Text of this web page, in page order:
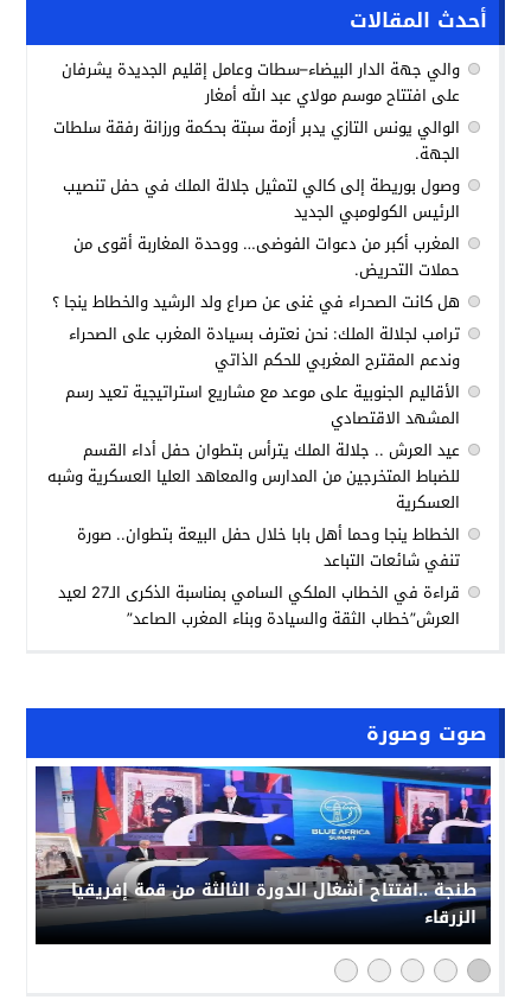
صوت وصورة
طنجة ..افتتاح أشغال الدورة الثالثة من قمة إفريقيا
الزرقاء
أحدث المقالات
والي جهة الدار البيضاء–سطات وعامل إقليم الجديدة يشرفان
على افتتاح موسم مولاي عبد الله أمغار
الوالي يونس التازي يدبر أزمة سبتة بحكمة ورزانة رفقة سلطات
الجهة.
وصول بوريطة إلى كالي لتمثيل جلالة الملك في حفل تنصيب
الرئيس الكولومبي الجديد
المغرب أكبر من دعوات الفوضى… ووحدة المغاربة أقوى من
حملات التحريض.
هل كانت الصحراء في غنى عن صراع ولد الرشيد والخطاط ينجا ؟
ترامب لجلالة الملك: نحن نعترف بسيادة المغرب على الصحراء
وندعم المقترح المغربي للحكم الذاتي
الأقاليم الجنوبية على موعد مع مشاريع استراتيجية تعيد رسم
المشهد الاقتصادي
عيد العرش .. جلالة الملك يترأس بتطوان حفل أداء القسم
للضباط المتخرجين من المدارس والمعاهد العليا العسكرية وشبه
العسكرية
الخطاط ينجا وحما أهل بابا خلال حفل البيعة بتطوان.. صورة
تنفي شائعات التباعد
قراءة في الخطاب الملكي السامي بمناسبة الذكرى الـ27 لعيد
العرش”خطاب الثقة والسيادة وبناء المغرب الصاعد”